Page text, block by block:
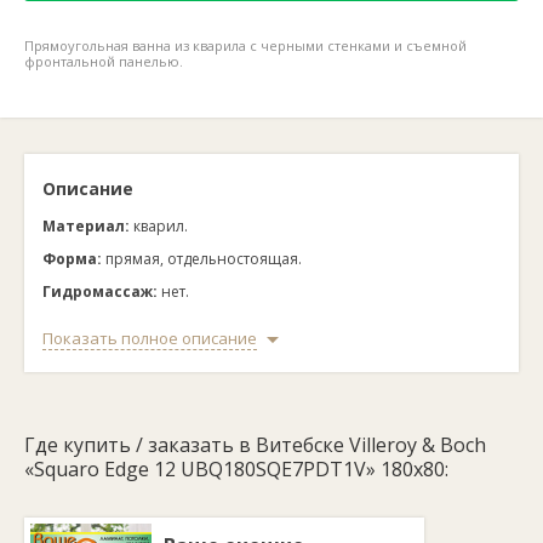
Прямоугольная ванна из кварила с черными стенками и съемной
фронтальной панелью.
Описание
Материал: кварил.
Форма: прямая, отдельностоящая.
Гидромассаж: нет.
Страна:Германия.
оригинальном прямоугольном исполнении. Производится на
современном оборудовании с использованием новейших
технологий в Германии. Чаша обработана защитным
форма чаши позволяет с комфортом разместиться одному
человеку. Модель устанавливается отдельно
Показать полное описание
Где купить / заказать в Витебске Villeroy & Boch
«Squaro Edge 12 UBQ180SQE7PDT1V» 180x80: